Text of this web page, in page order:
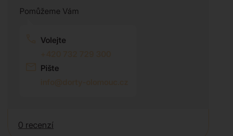
Pomůžeme Vám
Volejte
Pište
0 recenzí